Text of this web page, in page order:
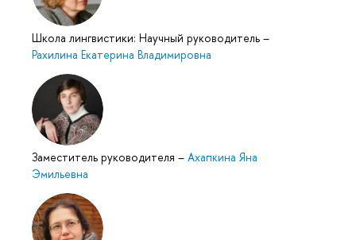
Школа лингвистики: Научный руководитель –
Рахилина Екатерина Владимировна
Заместитель руководителя – Ахапкина Яна
Эмильевна